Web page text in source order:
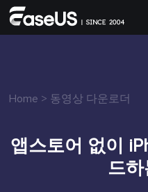
Home > 동영상 다운로더
앱스토어 없이
드하